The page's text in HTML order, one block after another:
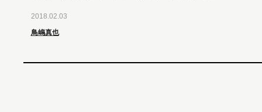
2018.02.03
鳥嶋真也